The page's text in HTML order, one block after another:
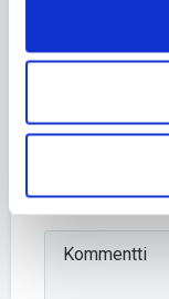
Kommentti *